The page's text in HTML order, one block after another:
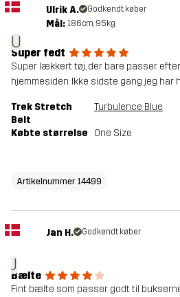
U
Ulrik A. Godkendt køber
Mål: 186cm, 95kg
Super fedt
Super lækkert tøj, der bare passer
hjemmesiden. Ikke sidste gang jeg har
Trek Stretch
Belt
Turbulence Blue
Købte størrelse One Size
Artikelnummer 14499
J
Jan H. Godkendt køber
Bælte
Fint bælte som passer godt til